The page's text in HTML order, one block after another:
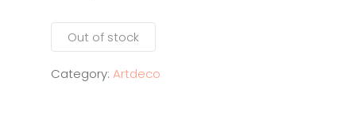
Out of stock
Category: Artdeco